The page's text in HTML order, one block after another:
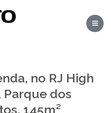
no RJ High
Parque dos
145m²